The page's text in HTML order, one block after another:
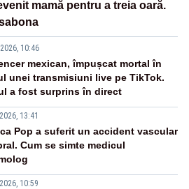
mamă pentru a treia oară.
10:46
mexican, împușcat mortal în
unei transmisiuni live pe TikTok.
a fost surprins în direct
13:41
Pop a suferit un accident vascular
Cum se simte medicul
10:59